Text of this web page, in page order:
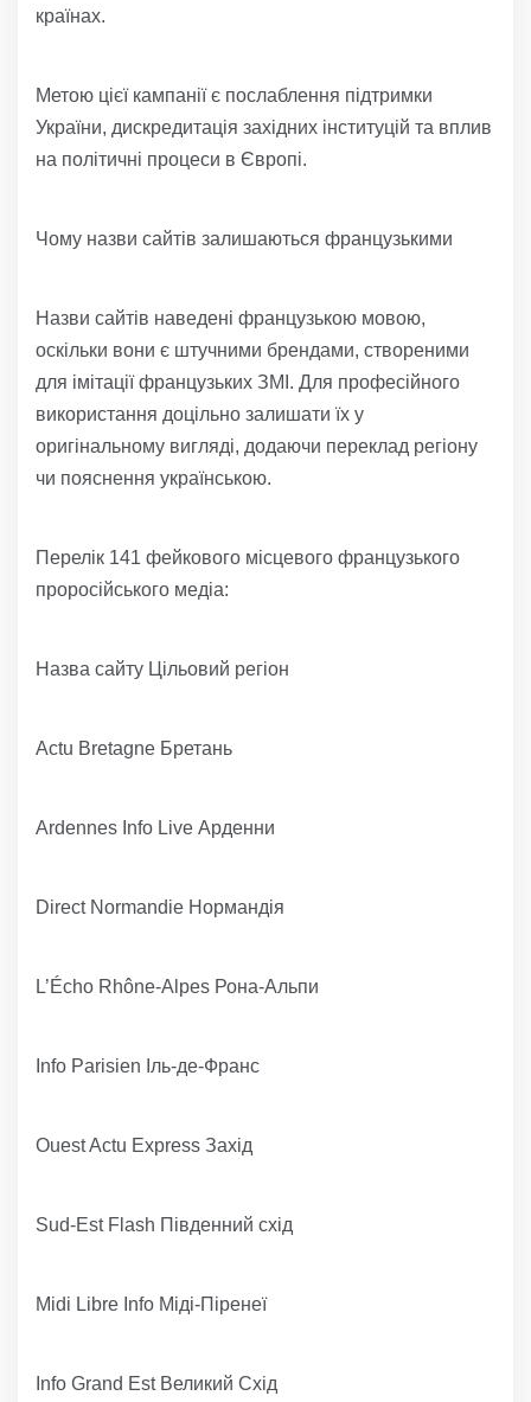
країнах.
Метою цієї кампанії є послаблення підтримки
України, дискредитація західних інституцій та вплив
на політичні процеси в Європі.
Чому назви сайтів залишаються французькими
Назви сайтів наведені французькою мовою,
оскільки вони є штучними брендами, створеними
для імітації французьких ЗМІ. Для професійного
використання доцільно залишати їх у
оригінальному вигляді, додаючи переклад регіону
чи пояснення українською.
Перелік 141 фейкового місцевого французького
проросійського медіа:
Назва сайту Цільовий регіон
Actu Bretagne Бретань
Ardennes Info Live Арденни
Direct Normandie Нормандія
L’Écho Rhône-Alpes Рона-Альпи
Info Parisien Іль-де-Франс
Ouest Actu Express Захід
Sud-Est Flash Південний схід
Midi Libre Info Міді-Піренеї
Info Grand Est Великий Схід